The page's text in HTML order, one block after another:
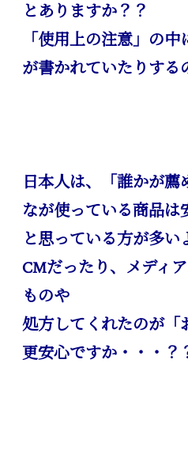
とありますか？？
「使用上の注意」の
が書かれていたりする
日本人は、「誰かが
なが使っている商品は
と思っている方が多い
CMだったり、メディ
ものや
処方してくれたのが「
更安心ですか・・・？